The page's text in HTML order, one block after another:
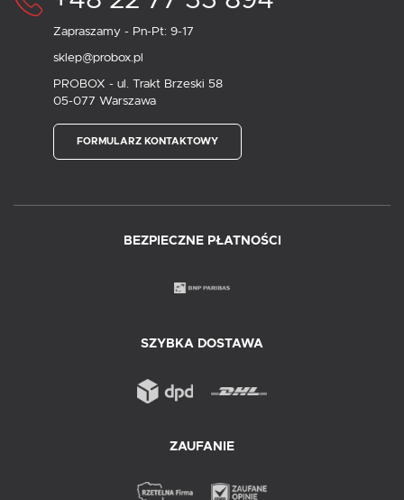
Zapraszamy - Pn-Pt: 9-17
sklep@probox.pl
PROBOX - ul. Trakt Brzeski 58
05-077 Warszawa
FORMULARZ KONTAKTOWY
BEZPIECZNE PŁATNOŚCI
SZYBKA DOSTAWA
ZAUFANIE